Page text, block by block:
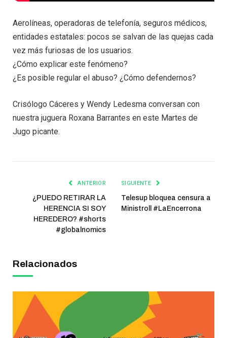
Aerolíneas, operadoras de telefonía, seguros médicos,
entidades estatales: pocos se salvan de las quejas cada
vez más furiosas de los usuarios.
¿Cómo explicar este fenómeno?
¿Es posible regular el abuso? ¿Cómo defendernos?
Crisólogo Cáceres y Wendy Ledesma conversan con
nuestra juguera Roxana Barrantes en este Martes de
Jugo picante.
ANTERIOR
¿PUEDO RETIRAR LA
HERENCIA SI SOY
HEREDERO? #shorts
#globalnomics
SIGUIENTE
Telesup bloquea censura a
Ministroll #LaEncerrona
Relacionados